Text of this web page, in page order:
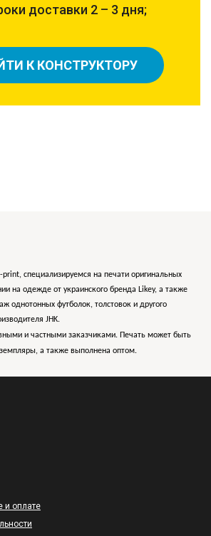
доставки 2 – 3 дня;
К КОНСТРУКТОРУ
специализируемся на печати оригинальных
на одежде от украинского бренда Likey, а также
однотонных футболок, толстовок и другого
JHK.
и частными заказчиками. Печать может быть
а также выполнена оптом.
и оплате